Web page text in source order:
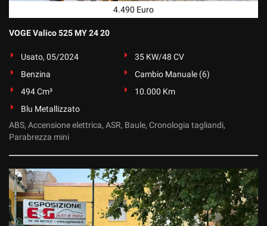
4.490 Euro
VOGE Valico 525 MY 24 20
Usato, 05/2024
35 KW/48 CV
Benzina
Cambio Manuale (6)
494 Cm³
10.000 Km
Blu Metallizzato
ABS, Accensione elettrica, ASR, Baule, Cronologia tagliandi,
Parabrezza mini